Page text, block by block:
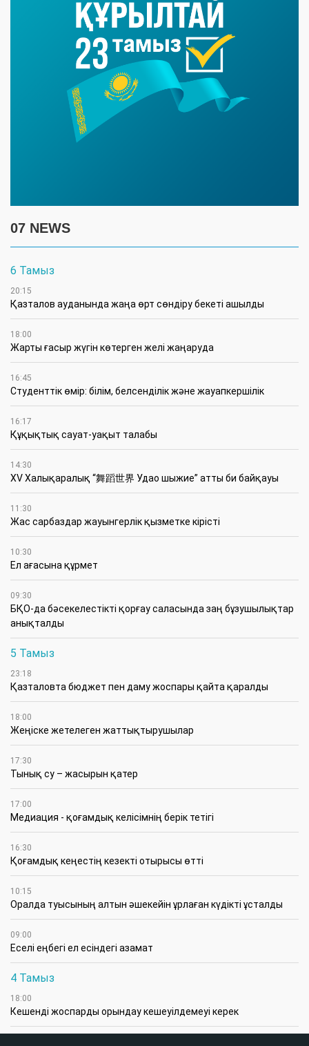
07 NEWS
6 Тамыз
20:15
Қазталов ауданында жаңа өрт сөндіру бекеті ашылды
18:00
Жарты ғасыр жүгін көтерген желі жаңаруда
16:45
Студенттік өмір: білім, белсенділік және жауапкершілік
16:17
Құқықтық сауат-уақыт талабы
14:30
XV Халықаралық “舞蹈世界 Удао шыжие” атты би байқауы
11:30
Жас сарбаздар жауынгерлік қызметке кірісті
10:30
Ел ағасына құрмет
09:30
БҚО-да бәсекелестікті қорғау саласында заң бұзушылықтар
анықталды
5 Тамыз
23:18
Қазталовта бюджет пен даму жоспары қайта қаралды
18:00
Жеңіске жетелеген жаттықтырушылар
17:30
Тынық су – жасырын қатер
17:00
Медиация - қоғамдық келісімнің берік тетігі
16:30
Қоғамдық кеңестің кезекті отырысы өтті
10:15
Оралда туысының алтын әшекейін ұрлаған күдікті ұсталды
09:00
Еселі еңбегі ел есіндегі азамат
4 Тамыз
18:00
Кешенді жоспарды орындау кешеуілдемеуі керек